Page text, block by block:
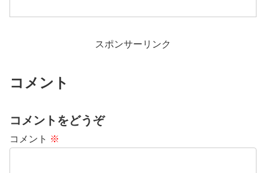
スポンサーリンク
コメント
コメントをどうぞ
コメント ※